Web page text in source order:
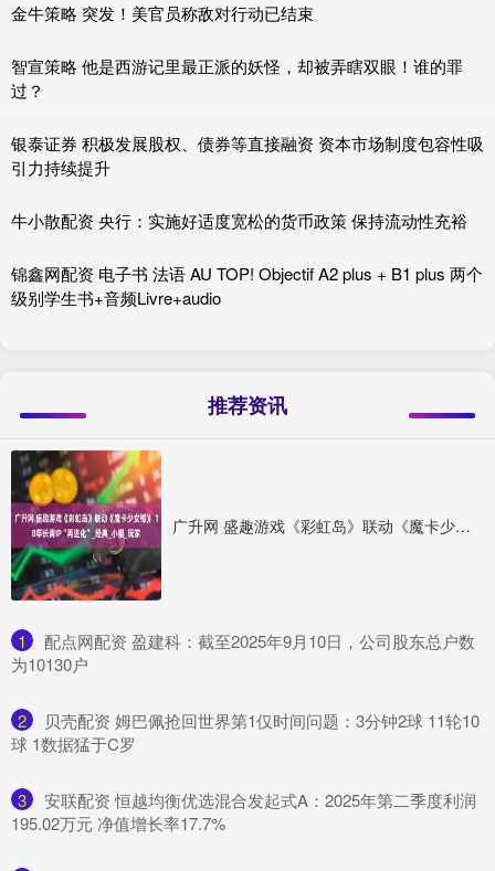
金牛策略 突发！美官员称敌对行动已结束
智宣策略 他是西游记里最正派的妖怪，却被弄瞎双眼！谁的罪
过？
银泰证券 积极发展股权、债券等直接融资 资本市场制度包容性吸
引力持续提升
牛小散配资 央行：实施好适度宽松的货币政策 保持流动性充裕
锦鑫网配资 电子书 法语 AU TOP! Objectif A2 plus + B1 plus 两个
级别学生书+音频Livre+audio
推荐资讯
广升网 盛趣游戏《彩虹岛》联动《魔卡少女樱》 18年长青IP“再进化”_经典_小樱_玩家
1
​配点网配资 盈建科：截至2025年9月10日，公司股东总户数
为10130户
2
​贝壳配资 姆巴佩抢回世界第1仅时间问题：3分钟2球 11轮10
球 1数据猛于C罗
3
​安联配资 恒越均衡优选混合发起式A：2025年第二季度利润
195.02万元 净值增长率17.7%